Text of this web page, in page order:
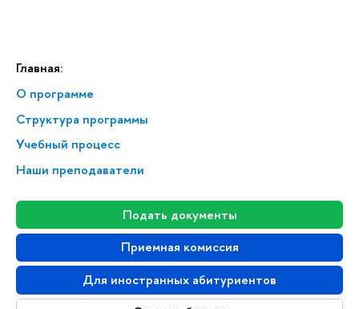
Главная:
О программе
Структура программы
Учебный процесс
Наши преподаватели
Подать документы
Приемная комиссия
Для иностранных абитуриентов